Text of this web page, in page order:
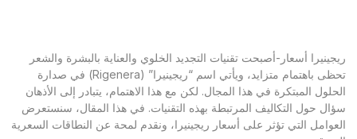
ريجينيرا أسعار-أصبحت تقنيات التجديد الخلوي والعناية بالبشرة والشعر
تحظى باهتمام متزايد، ويأتي اسم “ريجينيرا” (Rigenera) في صدارة
الحلول المبتكرة في هذا المجال. لكن مع هذا الاهتمام، يتبادر إلى الأذهان
سؤال حول التكاليف المرتبطة بهذه التقنيات. في هذا المقال، سنستعرض
العوامل التي تؤثر على أسعار ريجينيرا، ونقدم لمحة عن النطاقات السعرية